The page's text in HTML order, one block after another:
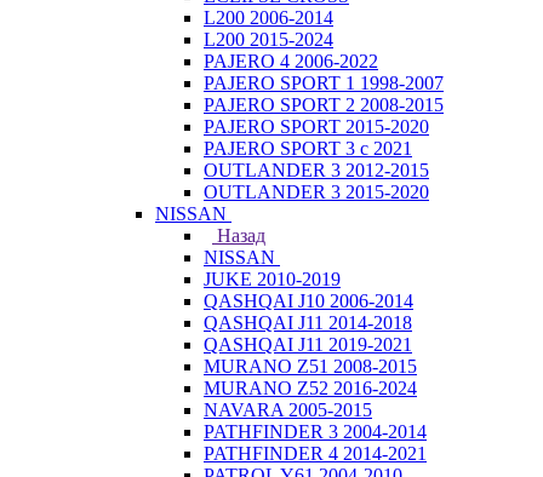
L200 2006-2014
L200 2015-2024
PAJERO 4 2006-2022
PAJERO SPORT 1 1998-2007
PAJERO SPORT 2 2008-2015
PAJERO SPORT 2015-2020
PAJERO SPORT 3 с 2021
OUTLANDER 3 2012-2015
OUTLANDER 3 2015-2020
NISSAN
Назад
NISSAN
JUKE 2010-2019
QASHQAI J10 2006-2014
QASHQAI J11 2014-2018
QASHQAI J11 2019-2021
MURANO Z51 2008-2015
MURANO Z52 2016-2024
NAVARA 2005-2015
PATHFINDER 3 2004-2014
PATHFINDER 4 2014-2021